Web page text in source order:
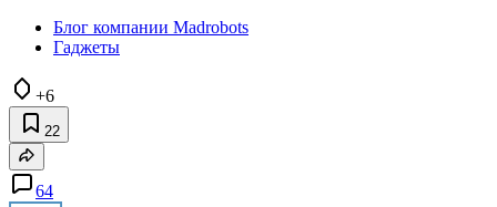
Блог компании Madrobots
Гаджеты
+6
22
64